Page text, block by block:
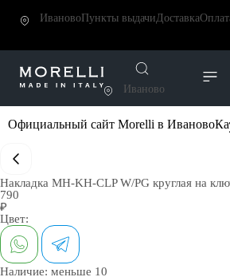
ИвановоПункты выдачиДоставка
Иваново
Официальный сайт Morelli в Иваново
Накладка MH-KH-CLP W/PG круглая на
790
₽
Цвет:
Наличие: меньше 10